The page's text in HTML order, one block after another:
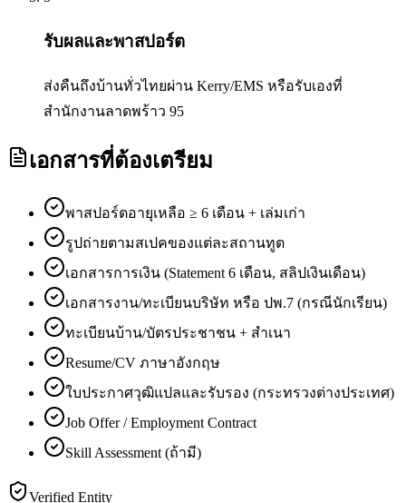
รับผลและพาสปอร์ต
ส่งคืนถึงบ้านทั่วไทยผ่าน Kerry/EMS หรือรับเองที่
สำนักงานลาดพร้าว 95
เอกสารที่ต้องเตรียม
พาสปอร์ตอายุเหลือ ≥ 6 เดือน + เล่มเก่า
รูปถ่ายตามสเปคของแต่ละสถานทูต
เอกสารการเงิน (Statement 6 เดือน, สลิปเงินเดือน)
เอกสารงาน/ทะเบียนบริษัท หรือ ปพ.7 (กรณีนักเรียน)
ทะเบียนบ้าน/บัตรประชาชน + สำเนา
Resume/CV ภาษาอังกฤษ
ใบประกาศวุฒิแปลและรับรอง (กระทรวงต่างประเทศ)
Job Offer / Employment Contract
Skill Assessment (ถ้ามี)
Verified Entity